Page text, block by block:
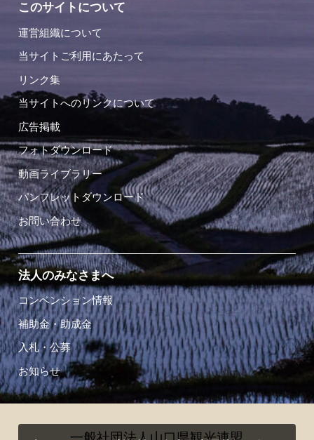
このサイトについて
運営組織について
当サイトご利用にあたって
リンク集
当サイトへのリンクについて
広告掲載
フォトダウンロード
動画ライブラリー
パンフレットダウンロード
お問い合わせ
法人のみなさまへ
コンベンション情報
補助金・助成金
入札・公募
お知らせ